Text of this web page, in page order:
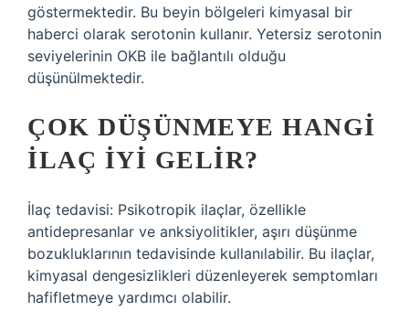
göstermektedir. Bu beyin bölgeleri kimyasal bir
haberci olarak serotonin kullanır. Yetersiz serotonin
seviyelerinin OKB ile bağlantılı olduğu
düşünülmektedir.
ÇOK DÜŞÜNMEYE HANGI
ILAÇ IYI GELIR?
İlaç tedavisi: Psikotropik ilaçlar, özellikle
antidepresanlar ve anksiyolitikler, aşırı düşünme
bozukluklarının tedavisinde kullanılabilir. Bu ilaçlar,
kimyasal dengesizlikleri düzenleyerek semptomları
hafifletmeye yardımcı olabilir.